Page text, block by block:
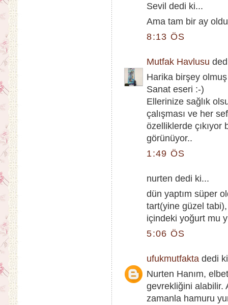
Sevil dedi ki...
Ama tam bir ay
8:13 ÖS
Mutfak Havlusu
Harika birşey
Sanat eseri :-)
Ellerinize sağlık
çalışması ve her
özelliklerde çıkıyor
görünüyor..
1:49 ÖS
nurten dedi ki...
dün yaptım süper
tart(yine güzel
içindeki yoğurt mu
5:06 ÖS
ufukmutfakta dedi
Nurten Hanım,
gevrekliğini alabilir.
zamanla hamuru